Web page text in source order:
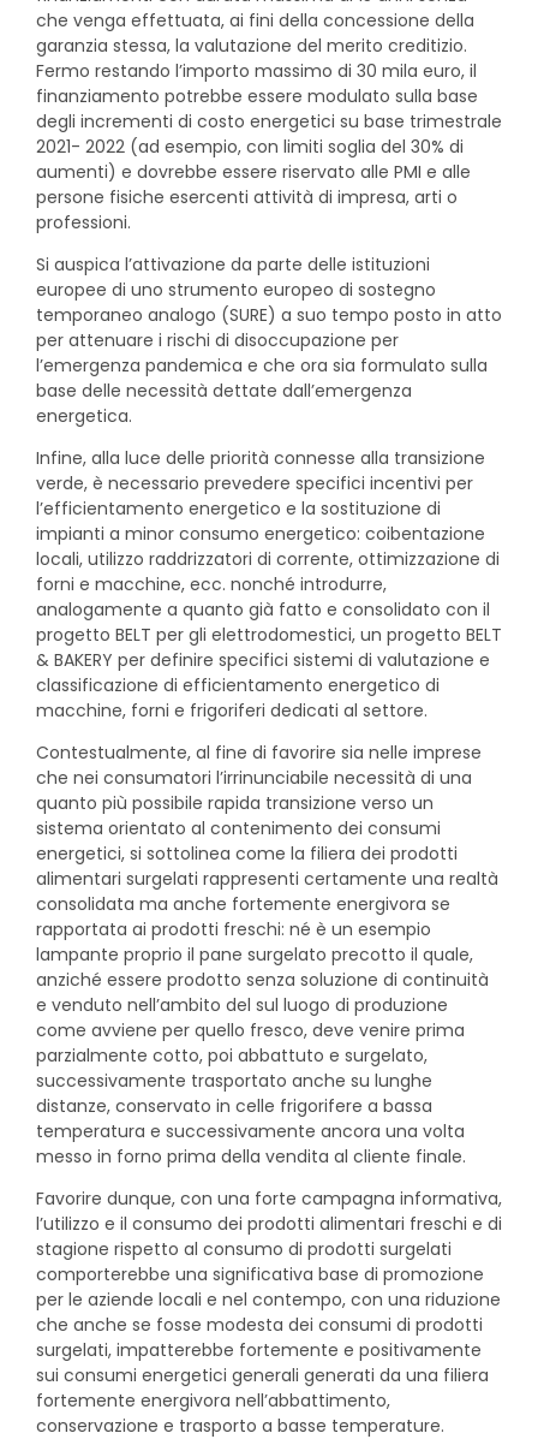
che venga effettuata, ai fini della concessione della
garanzia stessa, la valutazione del merito creditizio.
Fermo restando l’importo massimo di 30 mila euro, il
finanziamento potrebbe essere modulato sulla base
degli incrementi di costo energetici su base trimestrale
2021- 2022 (ad esempio, con limiti soglia del 30% di
aumenti) e dovrebbe essere riservato alle PMI e alle
persone fisiche esercenti attività di impresa, arti o
professioni.
Si auspica l’attivazione da parte delle istituzioni
europee di uno strumento europeo di sostegno
temporaneo analogo (SURE) a suo tempo posto in atto
per attenuare i rischi di disoccupazione per
l’emergenza pandemica e che ora sia formulato sulla
base delle necessità dettate dall’emergenza
energetica.
Infine, alla luce delle priorità connesse alla transizione
verde, è necessario prevedere specifici incentivi per
l’efficientamento energetico e la sostituzione di
impianti a minor consumo energetico: coibentazione
locali, utilizzo raddrizzatori di corrente, ottimizzazione di
forni e macchine, ecc. nonché introdurre,
analogamente a quanto già fatto e consolidato con il
progetto BELT per gli elettrodomestici, un progetto BELT
& BAKERY per definire specifici sistemi di valutazione e
classificazione di efficientamento energetico di
macchine, forni e frigoriferi dedicati al settore.
Contestualmente, al fine di favorire sia nelle imprese
che nei consumatori l’irrinunciabile necessità di una
quanto più possibile rapida transizione verso un
sistema orientato al contenimento dei consumi
energetici, si sottolinea come la filiera dei prodotti
alimentari surgelati rappresenti certamente una realtà
consolidata ma anche fortemente energivora se
rapportata ai prodotti freschi: né è un esempio
lampante proprio il pane surgelato precotto il quale,
anziché essere prodotto senza soluzione di continuità
e venduto nell’ambito del sul luogo di produzione
come avviene per quello fresco, deve venire prima
parzialmente cotto, poi abbattuto e surgelato,
successivamente trasportato anche su lunghe
distanze, conservato in celle frigorifere a bassa
temperatura e successivamente ancora una volta
messo in forno prima della vendita al cliente finale.
Favorire dunque, con una forte campagna informativa,
l’utilizzo e il consumo dei prodotti alimentari freschi e di
stagione rispetto al consumo di prodotti surgelati
comporterebbe una significativa base di promozione
per le aziende locali e nel contempo, con una riduzione
che anche se fosse modesta dei consumi di prodotti
surgelati, impatterebbe fortemente e positivamente
sui consumi energetici generali generati da una filiera
fortemente energivora nell’abbattimento,
conservazione e trasporto a basse temperature.